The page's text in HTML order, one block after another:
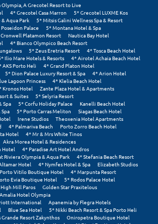
Olympia, A Grecotel Resort to Live
4* Grecotel Casa Marron
5* Grecotel LUXME Kos
Aqua Park
5* Mitsis Galini Wellness Spa & Resort
Palace
5* Montana Hotel & Spa
Platamon Resort
Nautica Bay Hotel
4* Bianco Olympico Beach Resort
5* Zeus Eretria Resort
4* Tosca Beach Hotel
Ilio Mare Hotels & Resorts
4* Airotel Achaia Beach Hotel
AKS Porto Heli
4* Grand Platon Hotel
5* Dion Palace Luxury Resort & Spa
4* Arion Hotel
Lagoon Princess
4* Klelia Beach Hotel
Kronos Hotel
Zante Plaza Hotel & Apartments
& Suites
5* Selyria Resort
Spa
5* Corfu Holiday Palace
Kanelli Beach Hotel
5* Porto Carras Meliton
Siagas Beach Hotel
Irene Studios
Theoxenia Hotel Apartments
4* Palmariva Beach
Porto Zorro Beach Hotel
Hotel
4* Mr & Mrs White Tinos
Akra Morea Hotel & Residences
Hotel
4* Paradise Art Hotel Andros
Riviera Olympia & Aqua Park
4* Stefania Beach Resort
Hotel 4* Nymfes Hotel & Spa
Elizabeth Studios
Porto Vitilo Boutique Hotel
4* Marpunta Resort
Evia Boutique Hotel
5* Rodos Palace Hotel
Mill Paros
Golden Star Praxitelous
Hotel Olympia
International
Apanemia by Flegra Hotels
Blue Sea Hotel
5* Nikki Beach Resort & Spa Porto Heli
Grande Resort Zakynthos
Oniropetra Boutique Hotel